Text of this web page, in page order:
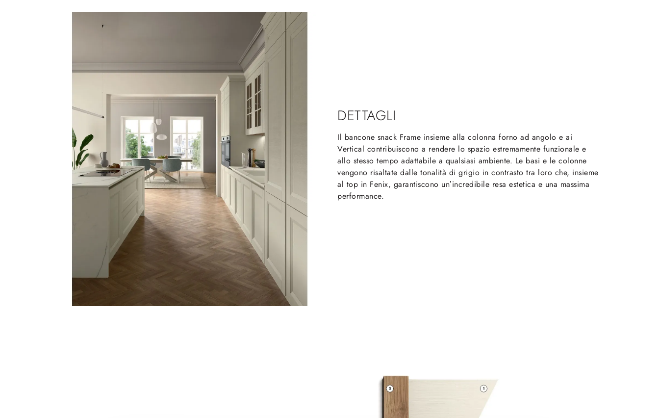
DETTAGLI
Il bancone snack Frame insieme alla colonna forno ad angolo e ai
Vertical contribuiscono a rendere lo spazio estremamente funzionale e
allo stesso tempo adattabile a qualsiasi ambiente. Le basi e le colonne
vengono risaltate dalle tonalità di grigio in contrasto tra loro che, insieme
al top in Fenix, garantiscono un’incredibile resa estetica e una massima
performance.